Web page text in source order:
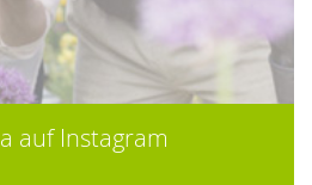
auf Instagram